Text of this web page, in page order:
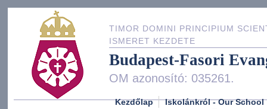
TIMOR DOMINI PRINCIPIUM
ISMERET KEZDETE
Budapest-Fasori
OM azonosító: 035261.
Kezdőlap Iskolánkról - Our School